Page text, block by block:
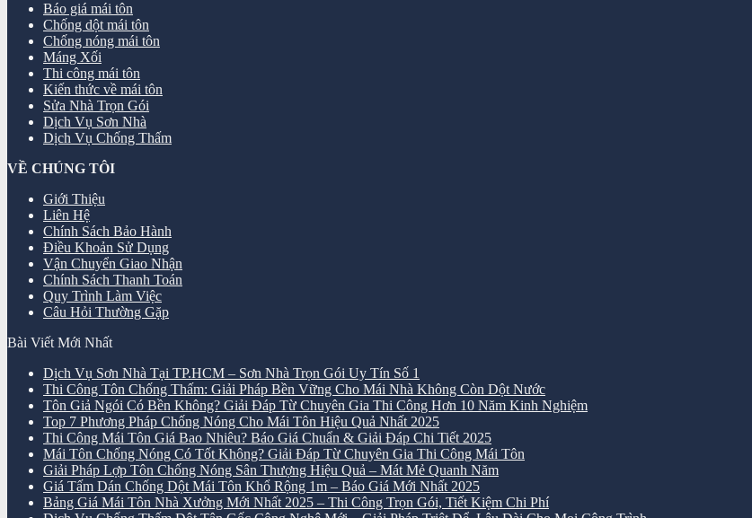
Báo giá mái tôn
Chống dột mái tôn
Chống nóng mái tôn
Máng Xối
Thi công mái tôn
Kiến thức về mái tôn
Sửa Nhà Trọn Gói
Dịch Vụ Sơn Nhà
Dịch Vụ Chống Thấm
VỀ CHÚNG TÔI
Giới Thiệu
Liên Hệ
Chính Sách Bảo Hành
Điều Khoản Sử Dụng
Vận Chuyển Giao Nhận
Chính Sách Thanh Toán
Quy Trình Làm Việc
Câu Hỏi Thường Gặp
Bài Viết Mới Nhất
Dịch Vụ Sơn Nhà Tại TP.HCM – Sơn Nhà Trọn Gói Uy Tín Số 1
Thi Công Tôn Chống Thấm: Giải Pháp Bền Vững Cho Mái Nhà Không Còn Dột Nước
Tôn Giả Ngói Có Bền Không? Giải Đáp Từ Chuyên Gia Thi Công Hơn 10 Năm Kinh Nghiệm
Top 7 Phương Pháp Chống Nóng Cho Mái Tôn Hiệu Quả Nhất 2025
Thi Công Mái Tôn Giá Bao Nhiêu? Báo Giá Chuẩn & Giải Đáp Chi Tiết 2025
Mái Tôn Chống Nóng Có Tốt Không? Giải Đáp Từ Chuyên Gia Thi Công Mái Tôn
Giải Pháp Lợp Tôn Chống Nóng Sân Thượng Hiệu Quả – Mát Mẻ Quanh Năm
Giá Tấm Dán Chống Dột Mái Tôn Khổ Rộng 1m – Báo Giá Mới Nhất 2025
Bảng Giá Mái Tôn Nhà Xưởng Mới Nhất 2025 – Thi Công Trọn Gói, Tiết Kiệm Chi Phí